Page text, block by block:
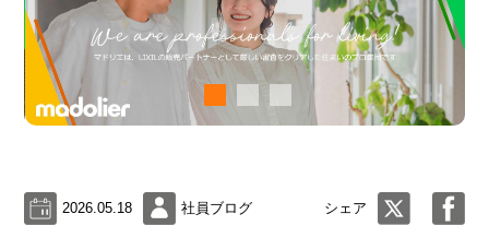
2026.05.18 社員ブログ シェア